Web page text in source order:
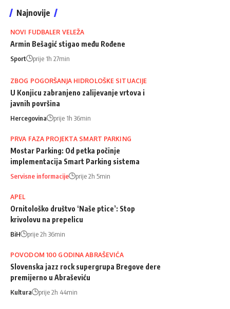
Najnovije
NOVI FUDBALER VELEŽA
Armin Bešagić stigao među Rođene
Sport prije 1h 27min
ZBOG POGORŠANJA HIDROLOŠKE SITUACIJE
U Konjicu zabranjeno zalijevanje vrtova i
javnih površina
Hercegovina prije 1h 36min
PRVA FAZA PROJEKTA SMART PARKING
Mostar Parking: Od petka počinje
implementacija Smart Parking sistema
Servisne informacije prije 2h 5min
APEL
Ornitološko društvo ‘Naše ptice’: Stop
krivolovu na prepelicu
BiH prije 2h 36min
POVODOM 100 GODINA ABRAŠEVIĆA
Slovenska jazz rock supergrupa Bregove dere
premijerno u Abraševiću
Kultura prije 2h 44min